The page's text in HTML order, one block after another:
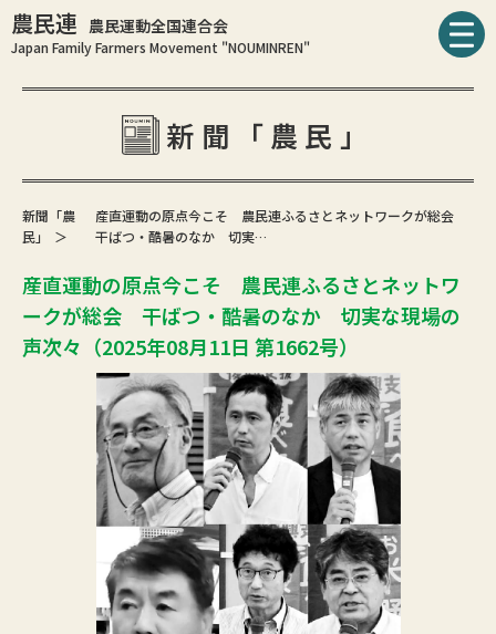
農民連 農民運動全国連合会
Japan Family Farmers Movement "NOUMINREN"
新聞「農民」
新聞「農
民」
産直運動の原点今こそ 農民連ふるさとネットワークが総会
干ばつ・酷暑のなか 切実…
産直運動の原点今こそ 農民連ふるさとネットワ
ークが総会 干ばつ・酷暑のなか 切実な現場の
声次々（2025年08月11日 第1662号）